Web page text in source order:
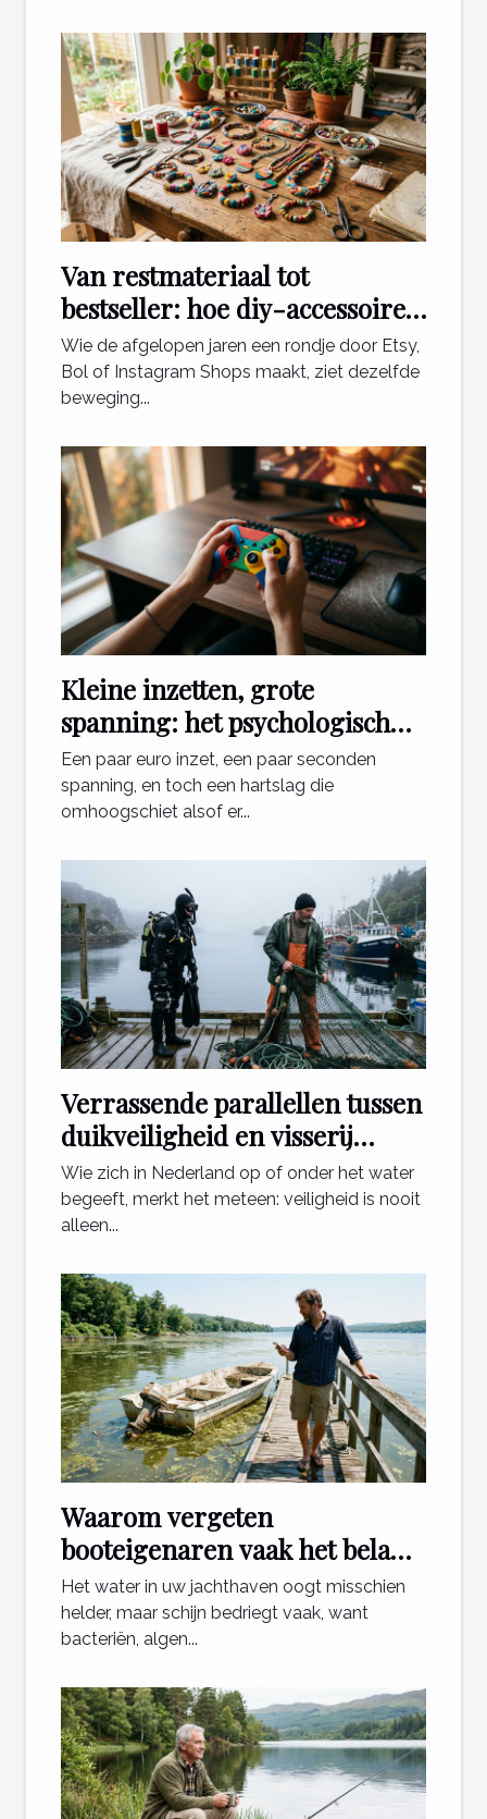
Van restmateriaal tot
bestseller: hoe diy-accessoires
de e-commerce veranderen
Wie de afgelopen jaren een rondje door Etsy,
Bol of Instagram Shops maakt, ziet dezelfde
beweging...
Kleine inzetten, grote
spanning: het psychologisch
effect van mini games
Een paar euro inzet, een paar seconden
spanning, en toch een hartslag die
omhoogschiet alsof er...
Verrassende parallellen tussen
duikveiligheid en visserij
regelgeving
Wie zich in Nederland op of onder het water
begeeft, merkt het meteen: veiligheid is nooit
alleen...
Waarom vergeten
booteigenaren vaak het belang
van waterkwaliteit?
Het water in uw jachthaven oogt misschien
helder, maar schijn bedriegt vaak, want
bacteriën, algen...